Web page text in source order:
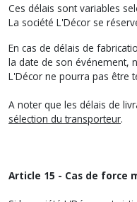
Ces délais sont variables
La société L'Décor se
En cas de délais de
la date de son événement,
L'Décor ne pourra pas être
A noter que les délais de
sélection du transporteur.
Article 15 - Cas de force